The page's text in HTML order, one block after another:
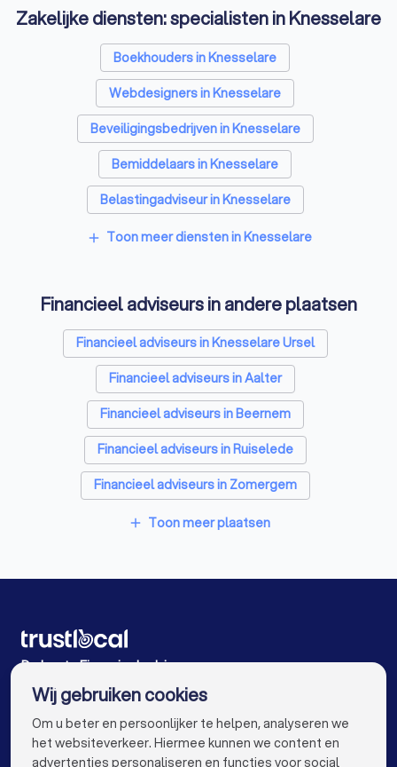
Zakelijke diensten: specialisten in Knesselare
Boekhouders in Knesselare
Webdesigners in Knesselare
Beveiligingsbedrijven in Knesselare
Bemiddelaars in Knesselare
Belastingadviseur in Knesselare
Videografen in Knesselare
add Toon meer diensten in Knesselare
Financieel adviseurs in andere plaatsen
Financieel adviseurs in Knesselare Ursel
Financieel adviseurs in Aalter
Financieel adviseurs in Beernem
Financieel adviseurs in Ruiselede
Financieel adviseurs in Zomergem
Financieel adviseurs in Maldegem
Financieel adviseurs in Waarschoot
Financieel adviseurs in Nevele Vosselare
Financieel adviseurs in Antwerpen
Financieel adviseurs in Gent
add Toon meer plaatsen
De beste Financieel adviseurs voor u
Wij gebruiken cookies
Om u beter en persoonlijker te helpen, analyseren we
het websiteverkeer. Hiermee kunnen we content en
advertenties personaliseren en functies voor social